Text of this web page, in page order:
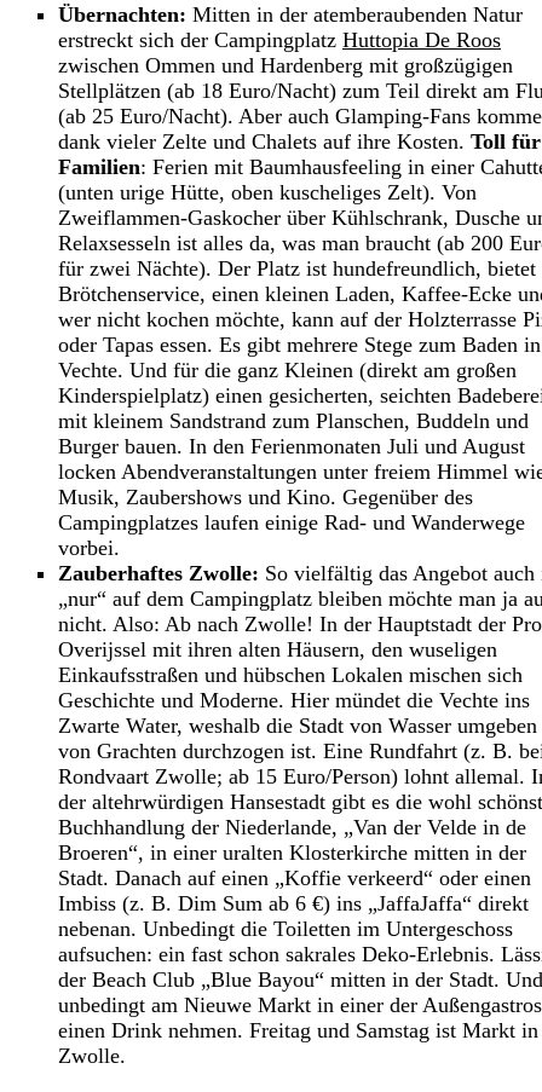
Übernachten: Mitten in der atemberaubenden Natur
erstreckt sich der Campingplatz Huttopia De Roos
zwischen Ommen und Hardenberg mit großzügigen
Stellplätzen (ab 18 Euro/Nacht) zum Teil direkt am
(ab 25 Euro/Nacht). Aber auch Glamping-Fans
dank vieler Zelte und Chalets auf ihre Kosten. Toll für
Familien: Ferien mit Baumhausfeeling in einer
(unten urige Hütte, oben kuscheliges Zelt). Von
Zweiflammen-Gaskocher über Kühlschrank, Dusche
Relaxsesseln ist alles da, was man braucht (ab 200
für zwei Nächte). Der Platz ist hundefreundlich, bietet
Brötchenservice, einen kleinen Laden, Kaffee-Ecke
wer nicht kochen möchte, kann auf der Holzterrasse
oder Tapas essen. Es gibt mehrere Stege zum Baden
Vechte. Und für die ganz Kleinen (direkt am großen
Kinderspielplatz) einen gesicherten, seichten
mit kleinem Sandstrand zum Planschen, Buddeln und
Burger bauen. In den Ferienmonaten Juli und August
locken Abendveranstaltungen unter freiem Himmel
Musik, Zaubershows und Kino. Gegenüber des
Campingplatzes laufen einige Rad- und Wanderwege
vorbei.
Zauberhaftes Zwolle: So vielfältig das Angebot auch
„nur“ auf dem Campingplatz bleiben möchte man ja
nicht. Also: Ab nach Zwolle! In der Hauptstadt der
Overijssel mit ihren alten Häusern, den wuseligen
Einkaufsstraßen und hübschen Lokalen mischen sich
Geschichte und Moderne. Hier mündet die Vechte ins
Zwarte Water, weshalb die Stadt von Wasser
von Grachten durchzogen ist. Eine Rundfahrt (z. B.
Rondvaart Zwolle; ab 15 Euro/Person) lohnt allemal.
der altehrwürdigen Hansestadt gibt es die wohl
Buchhandlung der Niederlande, „Van der Velde in de
Broeren“, in einer uralten Klosterkirche mitten in der
Stadt. Danach auf einen „Koffie verkeerd“ oder einen
Imbiss (z. B. Dim Sum ab 6 €) ins „JaffaJaffa“ direkt
nebenan. Unbedingt die Toiletten im Untergeschoss
aufsuchen: ein fast schon sakrales Deko-Erlebnis.
der Beach Club „Blue Bayou“ mitten in der Stadt. Und
unbedingt am Nieuwe Markt in einer der Außengastros
einen Drink nehmen. Freitag und Samstag ist Markt in
Zwolle.